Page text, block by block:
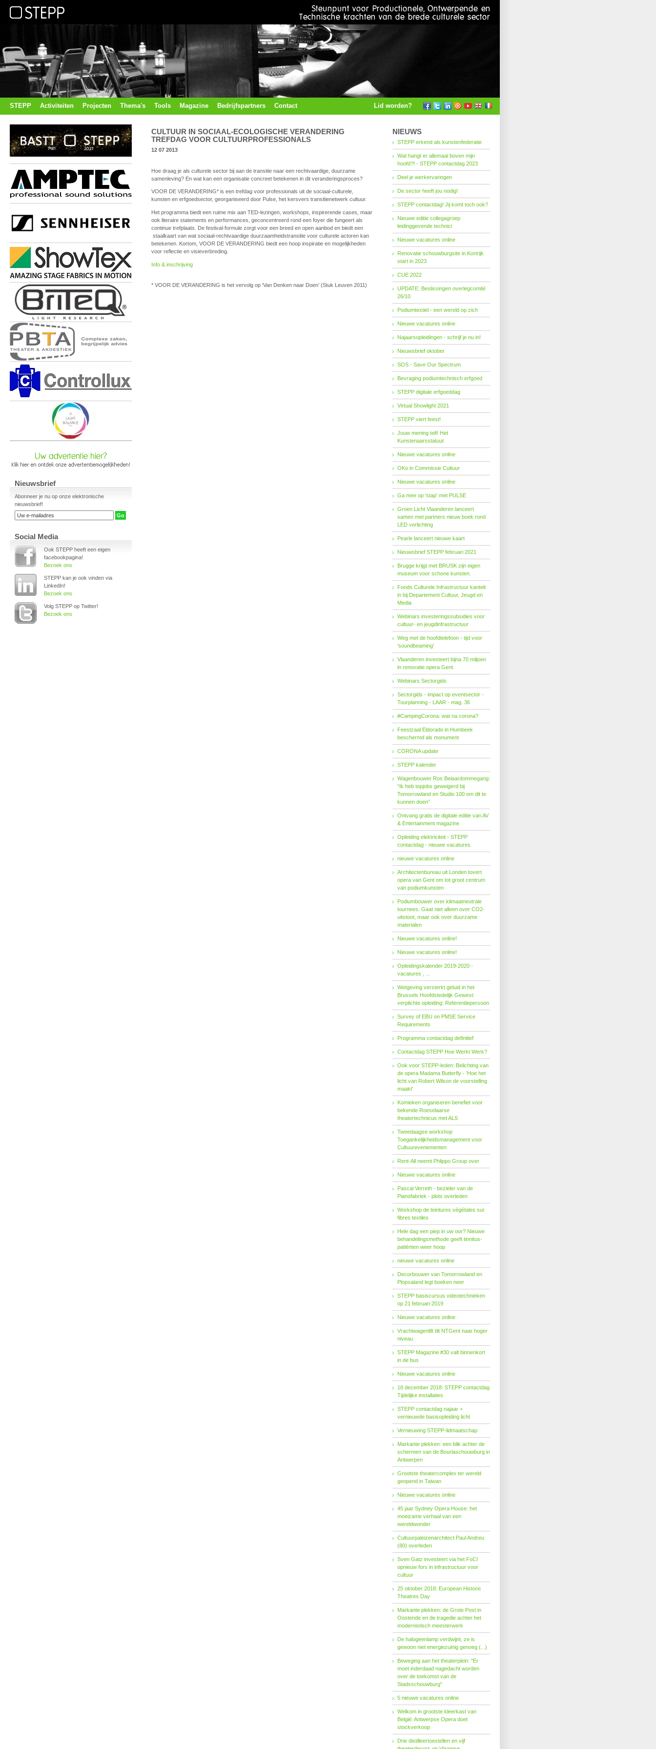
STEPP Activiteiten Projecten Thema's Tools Magazine Bedrijfspartners Contact Lid worden?
Nieuwsbrief
Abonneer je nu op onze elektronische
nieuwsbrief!
Social Media
Ook STEPP heeft een eigen
facebookpagina!
Bezoek ons
STEPP kan je ook vinden via
LinkedIn!
Bezoek ons
Volg STEPP op Twitter!
Bezoek ons
CULTUUR IN SOCIAAL-ECOLOGISCHE VERANDERING
TREFDAG VOOR CULTUURPROFESSIONALS
12 07 2013
Hoe draag je als culturele sector bij aan de transitie naar een rechtvaardige, duurzame
samenleving? En wat kan een organisatie concreet betekenen in dit veranderingsproces?
VOOR DE VERANDERING* is een trefdag voor professionals uit de sociaal-culturele,
kunsten en erfgoedsector, georganiseerd door Pulse, het kersvers transitienetwerk cultuur.
Het programma biedt een ruime mix aan TED-lezingen, workshops, inspirerende cases, maar
ook literaire statements en performances, geconcentreerd rond een foyer die fungeert als
continue trefplaats. De festival-formule zorgt voor een breed en open aanbod en biedt een
staalkaart van wat sociaal-rechtvaardige duurzaamheidstransitie voor culturele actoren kan
betekenen. Kortom, VOOR DE VERANDERING biedt een hoop inspiratie en mogelijkheden
voor reflectie en visieverbreding.
Info & inschrijving
* VOOR DE VERANDERING is het vervolg op ‘Van Denken naar Doen’ (Stuk Leuven 2011)
NIEUWS
STEPP erkend als kunstenfederatie
Wat hangt er allemaal boven mijn
hoofd?! - STEPP contactdag 2023
Deel je werkervaringen
De sector heeft jou nodig!
STEPP contactdag! Jij komt toch ook?
Nieuwe editie collegagroep
leidinggevende technici
Nieuwe vacatures online
Renovatie schouwburgsite in Kortrijk
start in 2023
CUE 2022
UPDATE: Beslissingen overlegcomité
26/10
Podiumtextiel - een wereld op zich
Nieuwe vacatures online
Najaarsopleidingen - schrijf je nu in!
Nieuwsbrief oktober
SOS - Save Our Spectrum
Bevraging podiumtechnisch erfgoed
STEPP digitale erfgoeddag
Virtual Showlight 2021
STEPP viert feest!
Jouw mening telt! Het
Kunstenaarsstatuut
Nieuwe vacatures online
OKo in Commissie Cultuur
Nieuwe vacatures online
Ga mee op 'stap' met PULSE
Groen Licht Vlaanderen lanceert
samen met partners nieuw boek rond
LED verlichting
Pearle lanceert nieuwe kaart
Nieuwsbrief STEPP februari 2021
Brugge krijgt met BRUSK zijn eigen
museum voor schone kunsten.
Fonds Cul­tu­re­le In­fra­struc­tuur kan­telt
in bij De­par­te­ment Cul­tuur, Jeugd en
Me­dia
Webinars investeringssubsidies voor
cultuur- en jeugdinfrastructuur
Weg met de hoofdtelefoon - tijd voor
'soundbeaming'
Vlaanderen investeert bijna 70 miljoen
in renovatie opera Gent.
Webinars Sectorgids
Sectorgids - impact op eventsector -
Tourplanning - LAAR - mag. 36
#CampingCorona: wat na corona?
Feestzaal Eldorado in Humbeek
beschermd als monument
CORONA update
STEPP kalender
Wagenbouwer Ros Beiaardommegang:
“Ik heb topjobs geweigerd bij
Tomorrowland en Studio 100 om dit te
kunnen doen”
Ontvang gratis de digitale editie van AV
& Entertainment magazine
Opleiding elektriciteit - STEPP
contactdag - nieuwe vacatures
nieuwe vacatures online
Architectenbureau uit Londen tovert
opera van Gent om tot groot centrum
van podiumkunsten
Podiumbouwer over klimaatneutrale
tournees: Gaat niet alleen over CO2-
uitstoot, maar ook over duurzame
materialen
Nieuwe vacatures online!
Nieuwe vacatures online!
Opleidingskalender 2019-2020 -
vacatures , ...
Wetgeving versterkt geluid in het
Brussels Hoofdstedelijk Gewest:
verplichte opleiding: Referentiepersoon
Survey of EBU on PMSE Service
Requirements
Programma contactdag definitief
Contactdag STEPP Hoe Werkt Werk?
Ook voor STEPP-leden: Belichting van
de opera Madama Butterfly - 'Hoe het
licht van Robert Wilson de voorstelling
maakt'
Komieken organiseren benefiet voor
bekende Roeselaarse
theatertechnicus met ALS
Tweedaagse workshop
Toegankelijkheidsmanagement voor
Cultuurevenementen
Rent-All neemt Phlippo Group over
Nieuwe vacatures online
Pascal Verreth - bezieler van de
Pianofabriek - plots overleden
Workshop de teintures végétales sur
fibres textiles
Hele dag een piep in uw oor? Nieuwe
behandelings­methode geeft tinnitus-
patiënten weer hoop
nieuwe vacatures online
Decorbouwer van Tomorrowland en
Plopsaland legt boeken neer
STEPP basiscursus videotechnieken
op 21 februari 2019
Nieuwe vacatures online
Vrachtwagenlift tilt NTGent naar hoger
niveau
STEPP Magazine #30 valt binnenkort
in de bus
Nieuwe vacatures online
18 december 2018: STEPP contactdag
Tijdelijke installaties
STEPP contactdag najaar +
vernieuwde basisopleiding licht
Vernieuwing STEPP-lidmaatschap
Markante plekken: een blik achter de
schermen van de Bourlaschouwburg in
Antwerpen
Grootste theatercomplex ter wereld
geopend in Taiwan
Nieuwe vacatures online
45 jaar Sydney Opera House: het
moeizame verhaal van een
wereldwonder
Cultuurpaleizenarchitect Paul Andreu
(80) overleden
Sven Gatz investeert via het FoCI
opnieuw fors in infrastructuur voor
cultuur
25 oktober 2018: European Historic
Theatres Day
Markante plekken: de Grote Post in
Oostende en de tragedie achter het
modernistisch meesterwerk
De halogeenlamp verdwijnt, ze is
gewoon niet energiezuinig genoeg (...)
Beweging aan het theaterplein: ''Er
moet inderdaad nagedacht worden
over de toekomst van de
Stadsschouwburg''
5 nieuwe vacatures online
Welkom in grootste kleerkast van
België: Antwerpse Opera doet
stockverkoop
Drie distilleertoestellen en vijf